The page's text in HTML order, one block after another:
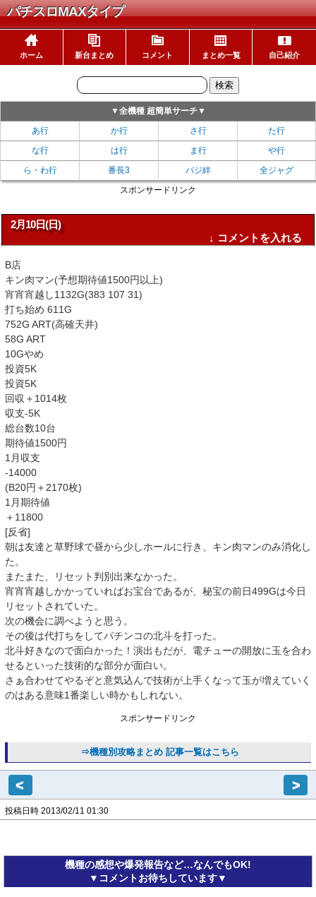
パチスロMAXタイプ
ホーム 新台まとめ コメント まとめ一覧 自己紹介
▼全機種 超簡単サーチ▼
あ行
か行 さ行
た行
な行
は行 ま行
や行
ら・わ行
番長3 バジ絆
全ジャグ
スポンサードリンク
2月10日(日)
↓ コメントを入れる
B店
キン肉マン(予想期待値1500円以上)
宵宵宵越し1132G(383 107 31)
打ち始め 611G
752G ART(高確天井)
58G ART
10Gやめ
投資5K
投資5K
回収＋1014枚
収支-5K
総台数10台
期待値1500円
1月収支
-14000
(B20円＋2170枚)
1月期待値
＋11800
[反省]
朝は友達と草野球で昼から少しホールに行き、キン肉マンのみ消化し
た。
またまた、リセット判別出来なかった。
宵宵宵越しかかっていればお宝台であるが、秘宝の前日499Gは今日
リセットされていた。
次の機会に調べようと思う。
その後は代打ちをしてパチンコの北斗を打った。
北斗好きなので面白かった！演出もだが、電チューの開放に玉を合わ
せるといった技術的な部分が面白い。
さぁ合わせてやるぞと意気込んで技術が上手くなって玉が増えていく
のはある意味1番楽しい時かもしれない。
スポンサードリンク
⇒機種別攻略まとめ 記事一覧はこちら
< >
投稿日時 2013/02/11 01:30
機種の感想や爆発報告など…なんでもOK!
▼コメントお待ちしています▼